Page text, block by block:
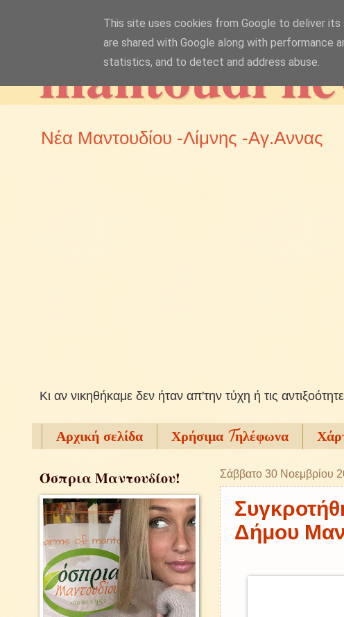
mantoudi
Νέα Μαντουδίου -Λίμνης -Αγ.Αννας
Kι αν νικηθήκαμε δεν ήταν απ'την τύχη ή τις
Αρχική σελίδα Χρήσιμα Tηλέφωνα
Σάββατο 30 Νοεμβρίου
Δήμου
Όσπρια Μαντουδίου!
This site uses cookies from Google to deliver
are shared with Google along with performance
statistics, and to detect and address abuse.